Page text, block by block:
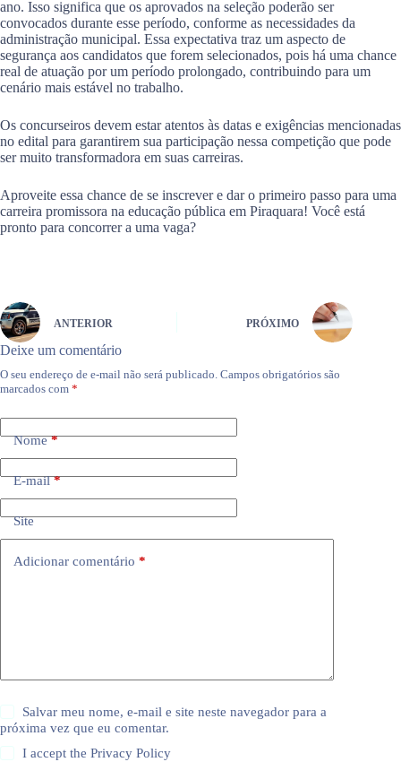
ano. Isso significa que os aprovados na seleção poderão ser
convocados durante esse período, conforme as necessidades da
administração municipal. Essa expectativa traz um aspecto de
segurança aos candidatos que forem selecionados, pois há uma chance
real de atuação por um período prolongado, contribuindo para um
cenário mais estável no trabalho.
Os concurseiros devem estar atentos às datas e exigências mencionadas
no edital para garantirem sua participação nessa competição que pode
ser muito transformadora em suas carreiras.
Aproveite essa chance de se inscrever e dar o primeiro passo para uma
carreira promissora na educação pública em Piraquara! Você está
pronto para concorrer a uma vaga?
ANTERIOR PRÓXIMO
Deixe um comentário
O seu endereço de e-mail não será publicado. Campos obrigatórios são
marcados com *
Nome*
E-mail*
Site
Adicionar comentário *
Salvar meu nome, e-mail e site neste navegador para a
próxima vez que eu comentar.
I accept thePrivacy Policy